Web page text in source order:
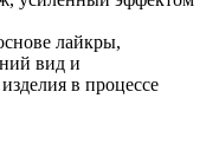
лайкры,
вид и
в процессе